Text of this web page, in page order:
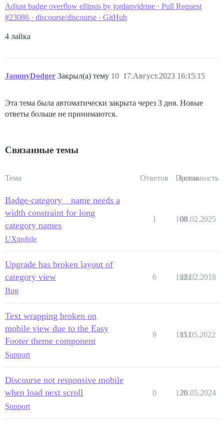
Adjust badge overflow ellipsis by jordanvidrine · Pull Request
#23086 · discourse/discourse · GitHub
4 лайка
JammyDodger Закрыл(а) тему 17.Август.2023 16:15:15
10
Эта тема была автоматически закрыта через 3 дня. Новые
ответы больше не принимаются.
Связанные темы
Тема Ответов Просм.
Активность
Badge-category__name needs a
width constraint for long
category names
UXmobile
1 108
08.02.2025
Upgrade has broken layout of
category view
Bug
6 1621
28.02.2018
Text wrapping broken on
mobile view due to the Easy
Footer theme component
Support
9 1851
11.05.2022
Discourse not responsive mobile
when load next scroll
Support
0 120
20.05.2024